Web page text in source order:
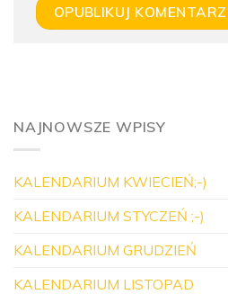
NAJNOWSZE WPISY
KALENDARIUM KWIECIEŃ;-)
KALENDARIUM STYCZEŃ ;-)
KALENDARIUM GRUDZIEŃ
KALENDARIUM LISTOPAD